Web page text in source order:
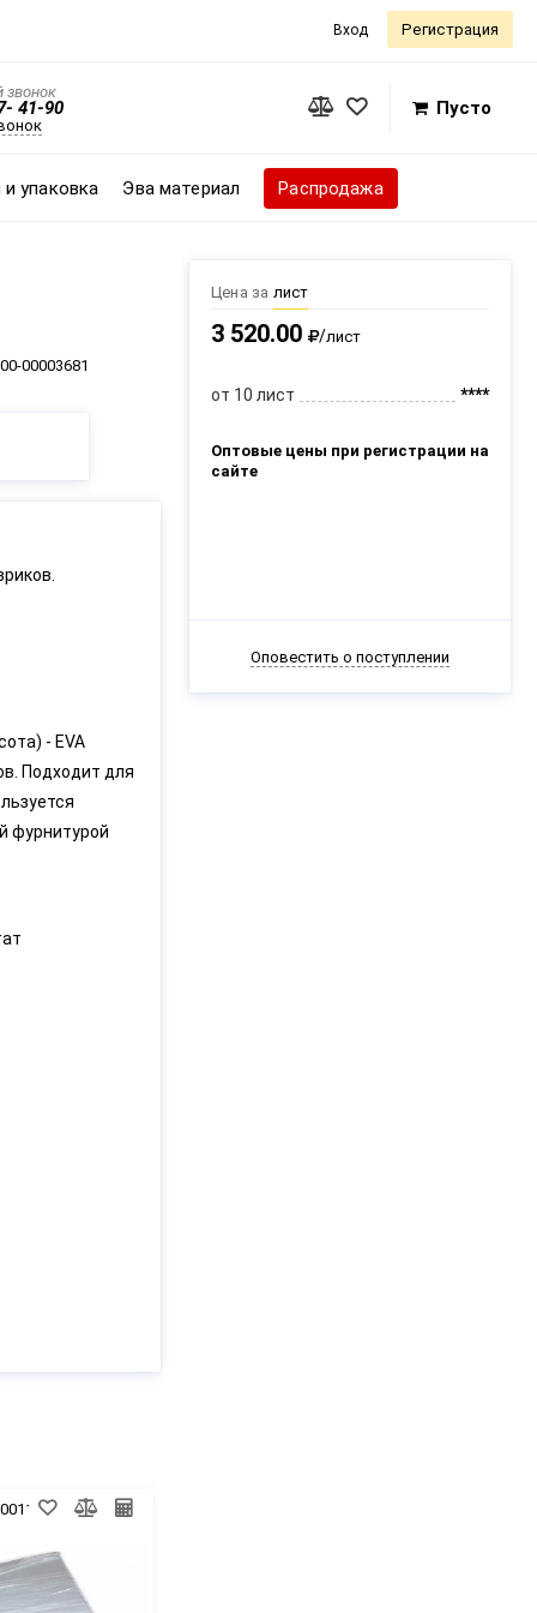
Вход Регистрация
звонок
41-90 Пусто
упаковка Эва материал Распродажа
00-00003681
Цена за лист
3 520.00 /лист
от 10 лист ****
Оптовые цены при регистрации на
сайте
Оповестить о поступлении
- EVA
Подходит для
фурнитурой